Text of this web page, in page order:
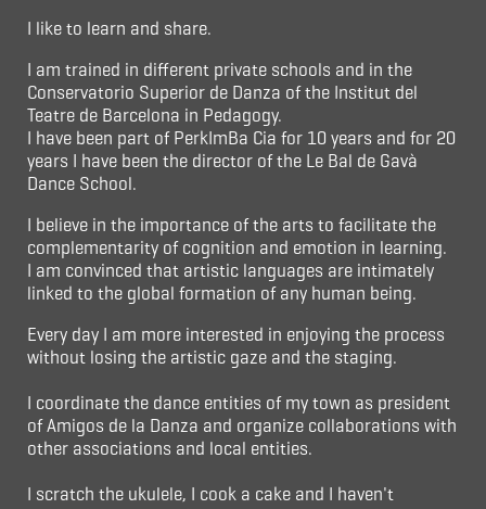
I like to learn and share.
I am trained in different private schools and in the
Conservatorio Superior de Danza of the Institut del
Teatre de Barcelona in Pedagogy.
I have been part of PerkImBa Cia for 10 years and for 20
years I have been the director of the Le Bal de Gavà
Dance School.
I believe in the importance of the arts to facilitate the
complementarity of cognition and emotion in learning.
I am convinced that artistic languages are intimately
linked to the global formation of any human being.
Every day I am more interested in enjoying the process
without losing the artistic gaze and the staging.
I coordinate the dance entities of my town as president
of Amigos de la Danza and organize collaborations with
other associations and local entities.
I scratch the ukulele, I cook a cake and I haven't